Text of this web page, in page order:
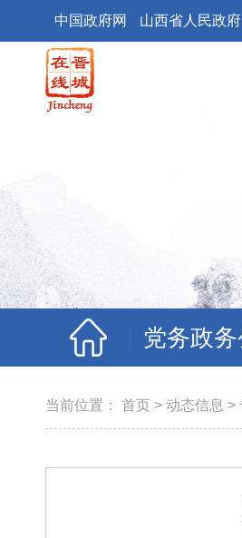
中国政府网 山西省人民政府
党务政
当前位置： 首页 > 动态信息 >